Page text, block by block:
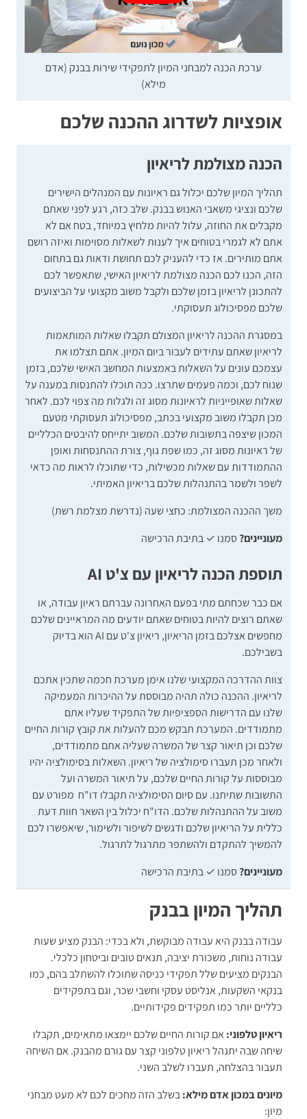
ערכת הכנה למבחני המיון לתפקידי שירות בבנק (אדם
מילא)
אופציות לשדרוג ההכנה שלכם
הכנה מצולמת לריאיון
תהליך המיון שלכם יכלול גם ראיונות עם המנהלים הישירים
שלכם ונציגי משאבי האנוש בבנק. שלב כזה, רגע לפני שאתם
מקבלים את החוזה, עלול להיות מלחיץ במיוחד, בטח אם לא
אתם לא לגמרי בטוחים איך לענות לשאלות מסוימות ואיזה רושם
אתם מותירים. אז כדי להעניק לכם תחושת ודאות גם בתחום
הזה, הכנו לכם הכנה מצולמת לריאיון האישי, שתאפשר לכם
להתכונן לריאיון בזמן שלכם ולקבל משוב מקצועי על הביצועים
שלכם מפסיכולוג תעסוקתי.
במסגרת ההכנה לריאיון המצולם תקבלו שאלות המותאמות
לריאיון שאתם עתידים לעבור ביום המיון. אתם תצלמו את
עצמכם עונים על השאלות באמצעות המחשב האישי שלכם, בזמן
שנוח לכם, וכמה פעמים שתרצו. ככה תוכלו להתנסות במענה על
שאלות שאופייניות לראיונות מסוג זה ולגלות מה צפוי לכם. לאחר
מכן תקבלו משוב מקצועי בכתב, מפסיכולוג תעסוקתי מטעם
המכון שיצפה בתשובות שלכם. המשוב יתייחס להיבטים הכלליים
של ראיונות מסוג זה, כמו שפת גוף, צורת ההתנסחות ואופן
ההתמודדות עם שאלות מכשילות, כדי שתוכלו לראות מה כדאי
לשפר ולשמר בהתנהלות שלכם בריאיון האמיתי.
משך ההכנה המצולמת: כחצי שעה (נדרשת מצלמת רשת)
מעוניינים?סמנו ✓ בתיבת הרכישה
תוספת הכנה לריאיון עם צ'ט AI
אם כבר שכחתם מתי בפעם האחרונה עברתם ראיון עבודה, או
שאתם רוצים להיות בטוחים שאתם יודעים מה המראיינים שלכם
מחפשים אצלכם בזמן הריאיון, ריאיון צ'ט עם AI הוא בדיוק
בשבילכם.
צוות ההדרכה המקצועי שלנו אימן מערכת חכמה שתכין אתכם
לריאיון. ההכנה כולה תהיה מבוססת על ההיכרות המעמיקה
שלנו עם הדרישות הספציפיות של התפקיד שעליו אתם
מתמודדים. המערכת תבקש מכם להעלות את קובץ קורות החיים
שלכם וכן תיאור קצר של המשרה שעליה אתם מתמודדים,
ולאחר מכן תעברו סימולציה של ריאיון. השאלות בסימולציה יהיו
מבוססות על קורות החיים שלכם, על תיאור המשרה ועל
התשובות שתיתנו. עם סיום הסימולציה תקבלו דו"ח מפורט עם
משוב על ההתנהלות שלכם. הדו"ח יכלול בין השאר חוות דעת
כללית על הריאיון שלכם ודגשים לשיפור ולשימור, שיאפשרו לכם
להמשיך להתקדם ולהשתפר מתרגול לתרגול.
מעוניינים?סמנו ✓ בתיבת הרכישה
תהליך המיון בבנק
עבודה בבנק היא עבודה מבוקשת, ולא בכדי: הבנק מציע שעות
עבודה נוחות, משכורת יציבה, תנאים טובים וביטחון כלכלי.
הבנקים מציעים שלל תפקידי כניסה שתוכלו להשתלב בהם, כמו
בנקאי השקעות, אנליסט עסקי וחשבי שכר, וגם בתפקידים
כלליים יותר כמו תפקידים פקידותיים.
ריאיון טלפוני: אם קורות החיים שלכם יימצאו מתאימים, תקבלו
שיחה שבה יתנהל ריאיון טלפוני קצר עם גורם מהבנק. אם השיחה
תעבור בהצלחה, תעברו לשלב השני.
מיונים במכון אדם מילא:בשלב הזה מחכים לכם לא מעט מבחני
מיון: